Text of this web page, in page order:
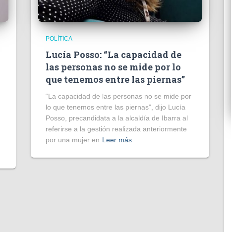
POLÍTICA
Lucía Posso: “La capacidad de
las personas no se mide por lo
que tenemos entre las piernas”
“La capacidad de las personas no se mide por
lo que tenemos entre las piernas”, dijo Lucía
Posso, precandidata a la alcaldía de Ibarra al
referirse a la gestión realizada anteriormente
por una mujer en Leer más